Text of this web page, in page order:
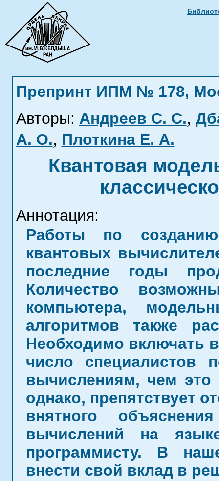
Препринт ИПМ № 178,
Авторы: Андреев С. С.,
А. О., Плоткина Е. А.
Квантовая
Аннотация:
Работы по
квантовых
последние годы
Количество
компьютера,
алгоритмов также
Необходимо включать
число специалистов
вычислениям, чем это
однако, препятствует
внятного
вычислений на
программисту. В
внести свой вклад в